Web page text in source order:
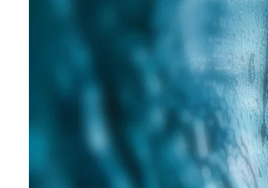
Im Rahmen des Messe-Mottos „Lösungen für eine
verantwortungsvolle Zukunft“ hat Tracto auf der IFAT
nachhaltige Verfahren für die zukunftsorientierte